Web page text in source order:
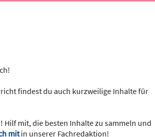
findest du auch kurzweilige Inhalte für
mit, die besten Inhalte zu sammeln und
mitin unserer Fachredaktion!